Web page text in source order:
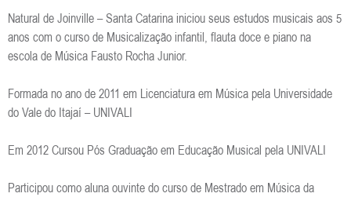
Natural de Joinville – Santa Catarina iniciou seus estudos musicais aos 5
anos com o curso de Musicalização infantil, flauta doce e piano na
escola de Música Fausto Rocha Junior.
Formada no ano de 2011 em Licenciatura em Música pela Universidade
do Vale do Itajaí – UNIVALI
Em 2012 Cursou Pós Graduação em Educação Musical pela UNIVALI
Participou como aluna ouvinte do curso de Mestrado em Música da